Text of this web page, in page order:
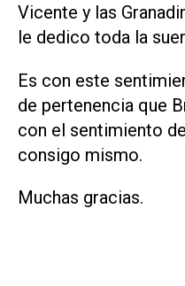
Vicente y las
le dedico toda la
Es con este
de pertenencia que
con el sentimiento
consigo mismo.
Muchas gracias.